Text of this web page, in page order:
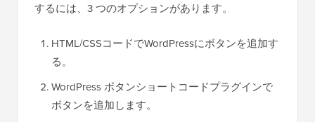
するには、3 つのオプションがあります。
HTML/CSSコードでWordPressにボタンを追加す
る。
WordPress ボタンショートコードプラグインで
ボタンを追加します。